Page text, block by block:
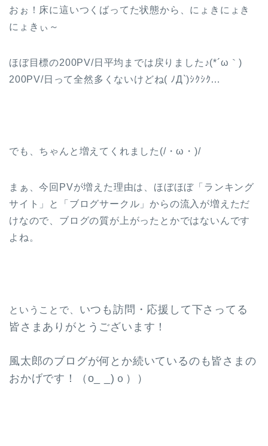
おぉ！床に這いつくばってた状態から、にょきにょき
にょきぃ～
ほぼ目標の200PV/日平均までは戻りました♪(*´ω｀)
200PV/日って全然多くないけどね( ﾉД`)ｼｸｼｸ…
でも、ちゃんと増えてくれました(/・ω・)/
まぁ、今回PVが増えた理由は、ほぼほぼ「ランキング
サイト」と「ブログサークル」からの流入が増えただ
けなので、ブログの質が上がったとかではないんです
よね。
ということで、 いつも訪問・応援して下さってる
皆さまありがとうございます！
風太郎のブログが何とか続いているのも皆さまの
おかげです！（o_ _)ｏ））